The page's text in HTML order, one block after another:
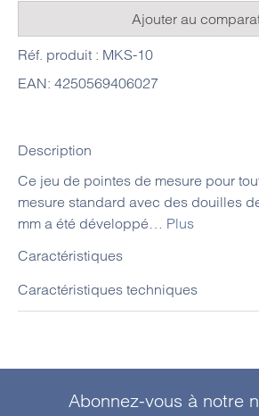
Ajouter au
Réf. produit : MKS-10
EAN: 4250569406027
Description
Ce jeu de pointes de mesure pour
mesure standard avec des douilles
mm a été développé… Plus
Caractéristiques
Caractéristiques techniques
Abonnez-vous à notre